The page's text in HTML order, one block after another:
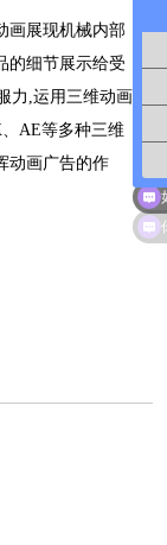
画展现机械内部
的细节展示给受
力,运用三维动画
AE等多种三维
动画广告的作